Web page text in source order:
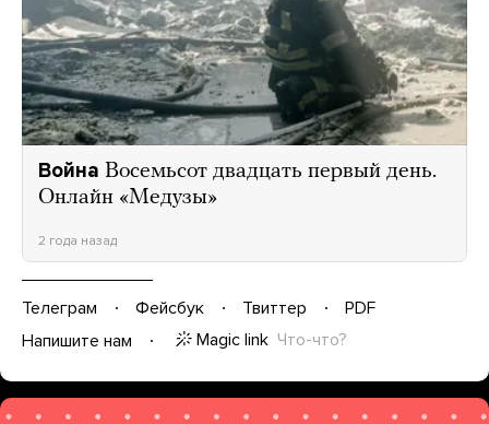
Война Восемьсот двадцать первый день.
Онлайн «Медузы»
2 года назад
Телеграм Фейсбук Твиттер
PDF
Напишите нам
Magic link Что-что?